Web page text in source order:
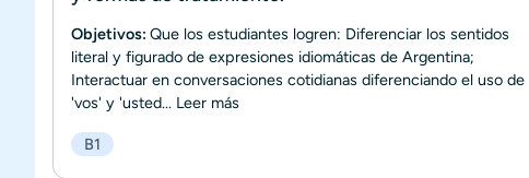
Objetivos: Que los estudiantes logren: Diferenciar los sentidos
literal y figurado de expresiones idiomáticas de Argentina;
Interactuar en conversaciones cotidianas diferenciando el uso de
'vos' y 'usted... Leer más
B1